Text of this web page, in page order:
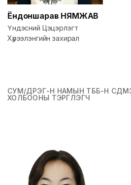
Ёндоншарав НЯМЖАВ
Үндэсний Цэцэрлэгт
Хүрээлэнгийн захирал
СУМ/ДҮҮРЭГ-Н НАМЫН ТББ-Н
ХОЛБООНЫ ТЭРГҮҮЛЭГЧ